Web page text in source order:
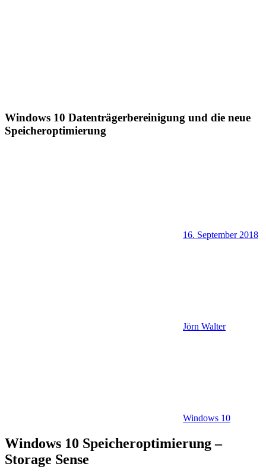
Windows 10 Datenträgerbereinigung und die neue
Speicheroptimierung
16. September 2018
Jörn Walter
Windows 10
Windows 10 Speicheroptimierung –
Storage Sense